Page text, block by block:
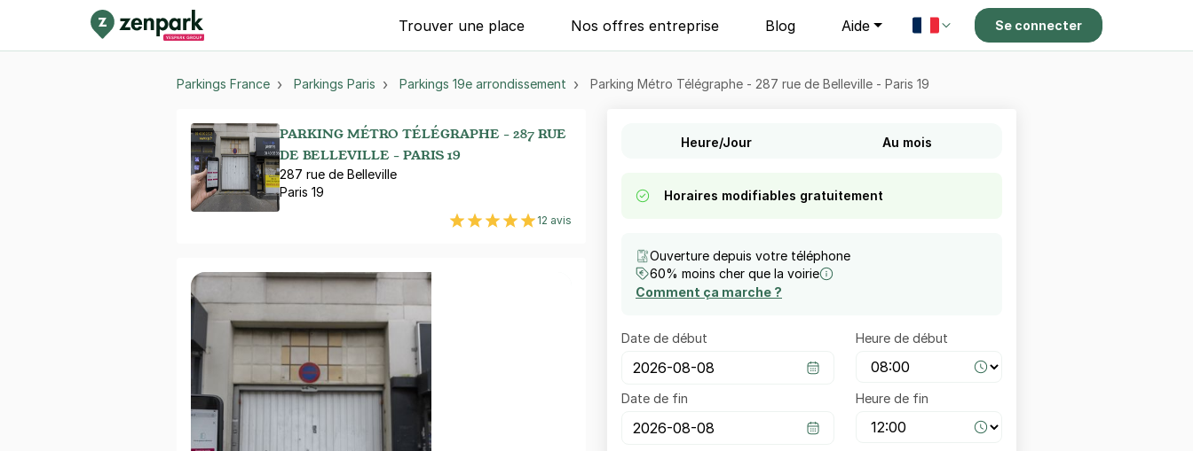
Trouver une place Nos offres entreprise Blog Aide Se connecter
Parkings France Parkings Paris Parkings 19e arrondissement Parking Métro Télégraphe - 287 rue de Belleville - Paris 19
PARKING MÉTRO TÉLÉGRAPHE - 287 RUE
DE BELLEVILLE - PARIS 19
287 rue de Belleville
Paris 19
12 avis
Au mois
Heure/Jour
Horaires modifiables gratuitement
Ouverture depuis votre téléphone
60% moins cher que la voirie
Comment ça marche ?
Date de début Heure de début
Date de fin Heure de fin